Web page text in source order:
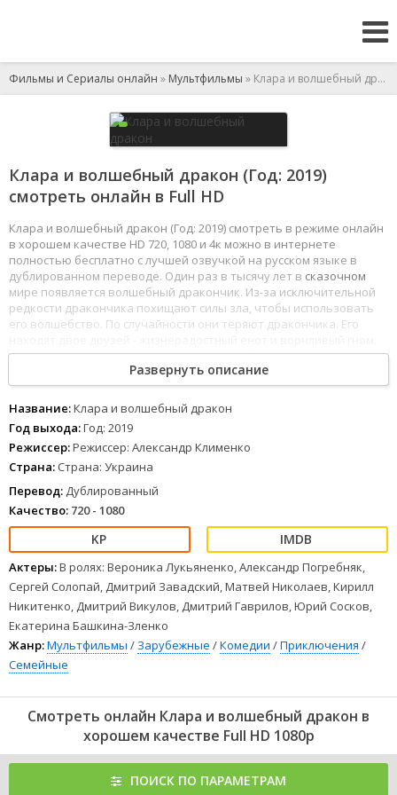
Фильмы и Сериалы онлайн » Мультфильмы » Клара и волшебный дракон
Клара и волшебный дракон (Год: 2019)
смотреть онлайн в Full HD
Клара и волшебный дракон (Год: 2019) смотреть в режиме онлайн
в хорошем качестве HD 720, 1080 и 4к можно в интернете
полностью бесплатно с лучшей озвучкой на русском языке в
дублированном переводе. Один раз в тысячу лет в сказочном
мире появляется волшебный дракончик. Из-за исключительной
редкости дракончика похищают силы зла, чтобы использовать
его волшебство. По случайности они теряют дракончика. Его
Друзья отправляются в дальний путь, чтобы вернуть дракончика
домой. На своем пути их ждет встреча с девушкой Кларой и ее
помощниками- тремя забавными обезьянками. Клара помогает
гному и еноту спасать дракончика, чтобы выяснить тайну своего
прошлого. Преодолевая массу трудностей, друзья узнают, что
Кларе грозит куда большая опасность, и их приключения
становятся более невероятными. А ее обезьянки устраивают
сумасшедший погром и попадают во взрывные неприятности.
Смогут ли герои вернуть дракончика домой, преодолеть силы зла
и узнать, кто на самом деле Клара?
12 34 5 67 8
Развернуть описание
Название:Клара и волшебный дракон
Год выхода:Год: 2019
Режиссер:Режиссер: Александр Клименко
Страна: Страна: Украина
Перевод: Дублированный
Качество: 720 - 1080
Актеры:В ролях: Вероника Лукьяненко, Александр Погребняк,
Сергей Солопай, Дмитрий Завадский, Матвей Николаев, Кирилл
Никитенко, Дмитрий Викулов, Дмитрий Гаврилов, Юрий Сосков,
Екатерина Башкина-Зленко
Жанр:Мультфильмы / Зарубежные /Комедии /Приключения /
Семейные
Смотреть онлайн Клара и волшебный дракон в
хорошем качестве Full HD 1080p
ПОИСК ПО ПАРАМЕТРАМ